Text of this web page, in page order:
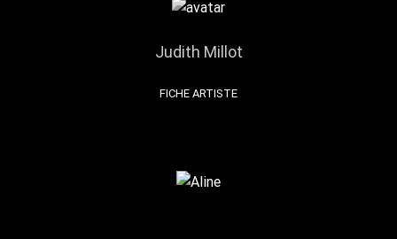
Judith Millot
FICHE ARTISTE